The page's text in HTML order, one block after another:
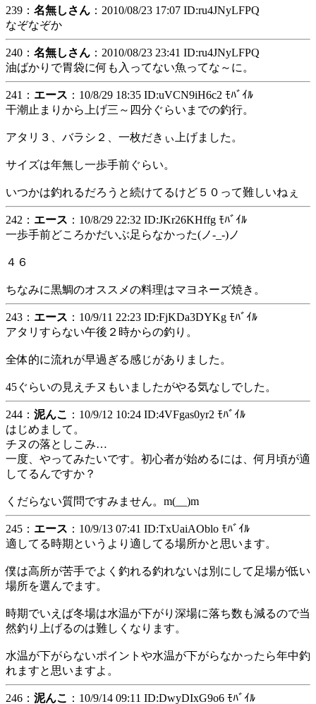
239： 名無しさん ：2010/08/23 17:07 ID:ru4JNyLFPQ
なぞなぞか
240： 名無しさん ：2010/08/23 23:41 ID:ru4JNyLFPQ
油ばかりで胃袋に何も入ってない魚ってな～に。
241： エース ：10/8/29 18:35 ID:uVCN9iH6c2 ﾓﾊﾞｲﾙ
干潮止まりから上げ三～四分ぐらいまでの釣行。
アタリ３、バラシ２、一枚だきぃ上げました。
サイズは年無し一歩手前ぐらい。
いつかは釣れるだろうと続けてるけど５０って難しいねぇ
242： エース ：10/8/29 22:32 ID:JKr26KHffg ﾓﾊﾞｲﾙ
一歩手前どころかだいぶ足らなかった(ノ-_-)ノ
４６
ちなみに黒鯛のオススメの料理はマヨネーズ焼き。
243： エース ：10/9/11 22:23 ID:FjKDa3DYKg ﾓﾊﾞｲﾙ
アタリすらない午後２時からの釣り。
全体的に流れが早過ぎる感じがありました。
45ぐらいの見えチヌもいましたがやる気なしでした。
244： 泥んこ
：10/9/12 10:24 ID:4VFgas0yr2 ﾓﾊﾞｲﾙ
はじめまして。
チヌの落としこみ…
一度、やってみたいです。初心者が始めるには、何月頃が適
してるんですか？
くだらない質問ですみません。m(__)m
245： エース ：10/9/13 07:41 ID:TxUaiAOblo ﾓﾊﾞｲﾙ
適してる時期というより適してる場所かと思います。
僕は高所が苦手でよく釣れる釣れないは別にして足場が低い
場所を選んでます。
時期でいえば冬場は水温が下がり深場に落ち数も減るので当
然釣り上げるのは難しくなります。
水温が下がらないポイントや水温が下がらなかったら年中釣
れますと思いますよ。
246： 泥んこ ：10/9/14 09:11 ID:DwyDIxG9o6 ﾓﾊﾞｲﾙ